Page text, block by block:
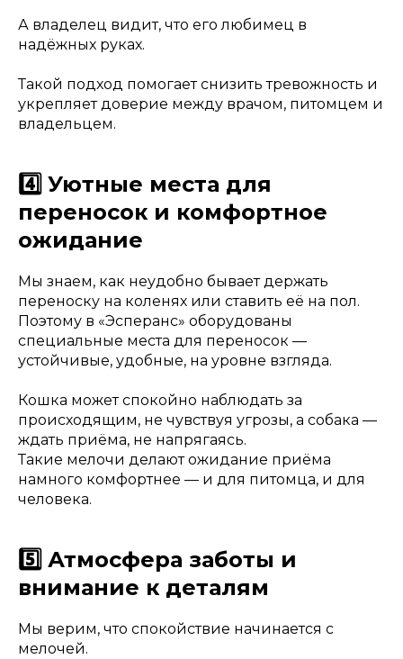
А владелец видит, что его любимец в
надёжных руках.
Такой подход помогает снизить тревожность и
укрепляет доверие между врачом, питомцем и
владельцем.
4️⃣ Уютные места для
переносок и комфортное
ожидание
Мы знаем, как неудобно бывает держать
переноску на коленях или ставить её на пол.
Поэтому в «Эсперанс» оборудованы
специальные места для переносок —
устойчивые, удобные, на уровне взгляда.
Кошка может спокойно наблюдать за
происходящим, не чувствуя угрозы, а собака —
ждать приёма, не напрягаясь.
Такие мелочи делают ожидание приёма
намного комфортнее — и для питомца, и для
человека.
5️⃣ Атмосфера заботы и
внимание к деталям
Мы верим, что спокойствие начинается с
мелочей.